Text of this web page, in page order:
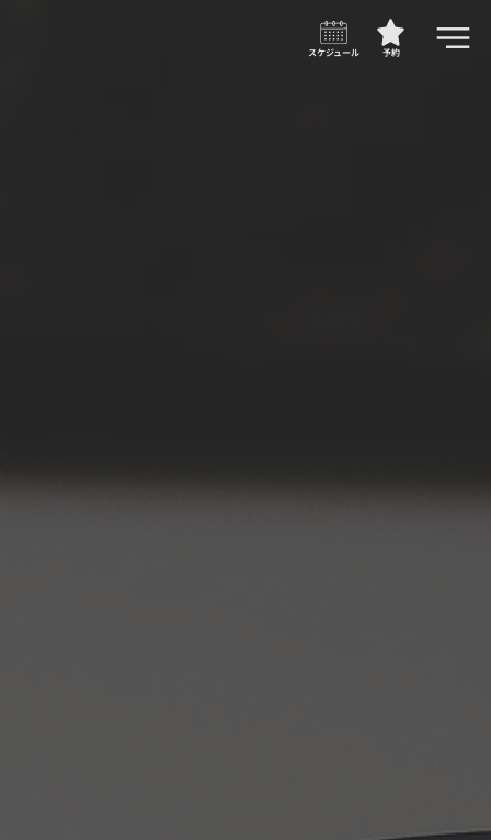
予約
スケジュール